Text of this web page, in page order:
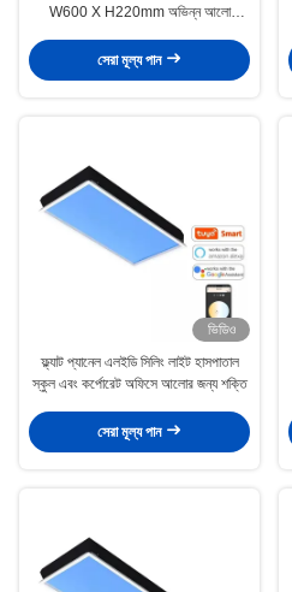
W600 X H220mm অভিন্ন আলো
সেরা মূল্য পান
ভিডিও
ফ্ল্যাট প্যানেল এলইডি সিলিং লাইট হাসপাতাল
স্কুল এবং কর্পোরেট অফিসে আলোর জন্য শক্তি
সেরা মূল্য পান